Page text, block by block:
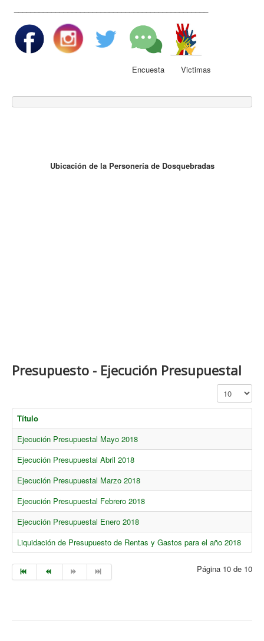
Derechos Fundamentales
Transparencia
Participa
Encuesta Victimas
Ubicación de la Personería de Dosquebradas
Presupuesto - Ejecución Presupuestal
Cantidad a
Título
Ejecución Presupuestal Mayo 2018
Ejecución Presupuestal Abril 2018
Ejecución Presupuestal Marzo 2018
Ejecución Presupuestal Febrero 2018
Ejecución Presupuestal Enero 2018
Liquidación de Presupuesto de Rentas y Gastos para el año 2018
Página 10 de 10